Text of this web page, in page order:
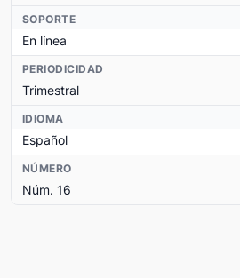
SOPORTE
En línea
PERIODICIDAD
Trimestral
IDIOMA
Español
NÚMERO
Núm. 16